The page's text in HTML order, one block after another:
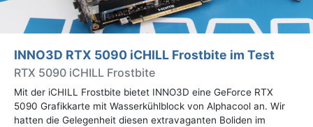
INNO3D RTX 5090 iCHILL Frostbite im Test
RTX 5090 iCHILL Frostbite
Mit der iCHILL Frostbite bietet INNO3D eine GeForce RTX
5090 Grafikkarte mit Wasserkühlblock von Alphacool an. Wir
hatten die Gelegenheit diesen extravaganten Boliden im